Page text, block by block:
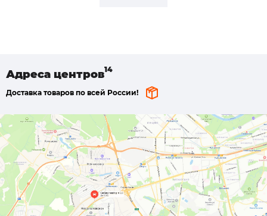
Адреса центров
Доставка товаров по всей России!